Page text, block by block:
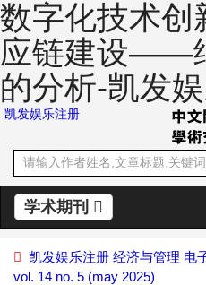
数字化技术创
应链建设——
的分析-凯发
凯发娱乐注册
学术期刊
凯发娱乐注册 经济与管理 电
vol. 14 no. 5 (may 2025)